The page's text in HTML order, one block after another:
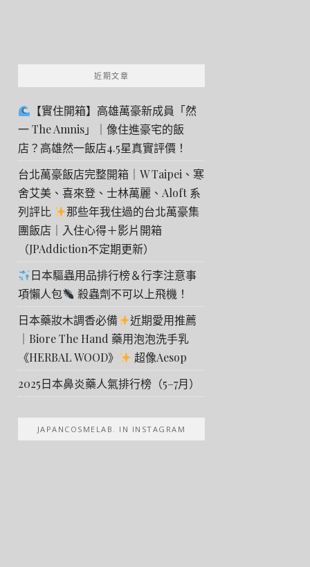
近期文章
【實住開箱】高雄萬豪新成員「然
一 The Amnis」｜像住進豪宅的飯
店？高雄然一飯店4.5星真實評價！
台北萬豪飯店完整開箱｜W Taipei、寒
舍艾美、喜來登、士林萬麗、Aloft 系
列評比
那些年我住過的台北萬豪集
團飯店｜入住心得＋影片開箱
（JPAddiction不定期更新）
日本驅蟲用品排行榜＆行李注意事
項懶人包
殺蟲劑不可以上飛機！
日本藥妝木調香必備
近期愛用推薦
｜Biore The Hand 藥用泡泡洗手乳
《HERBAL WOOD》
超像Aesop
2025日本鼻炎藥人氣排行榜（5–7月）
JAPANCOSMELAB. IN INSTAGRAM